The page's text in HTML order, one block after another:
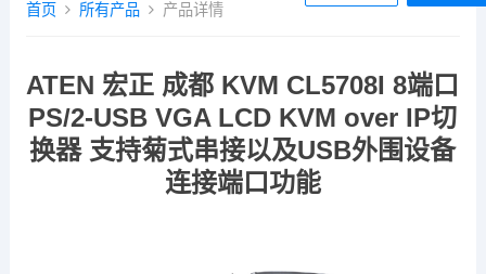
首页 所有产品 产品详情
ATEN 宏正 成都 KVM CL5708I 8端口
PS/2-USB VGA LCD KVM over IP切
换器 支持菊式串接以及USB外围设备
连接端口功能